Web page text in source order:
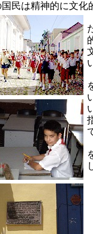
民は精神的に文化